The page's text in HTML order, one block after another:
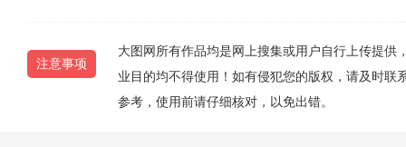
注意事项
大图网所有作品均是网上搜集或用户自行上传提
业目的均不得使用！如有侵犯您的版权，请及时联
参考，使用前请仔细核对，以免出错。